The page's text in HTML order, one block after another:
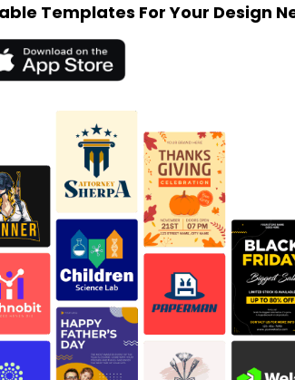
Templates For Your Design